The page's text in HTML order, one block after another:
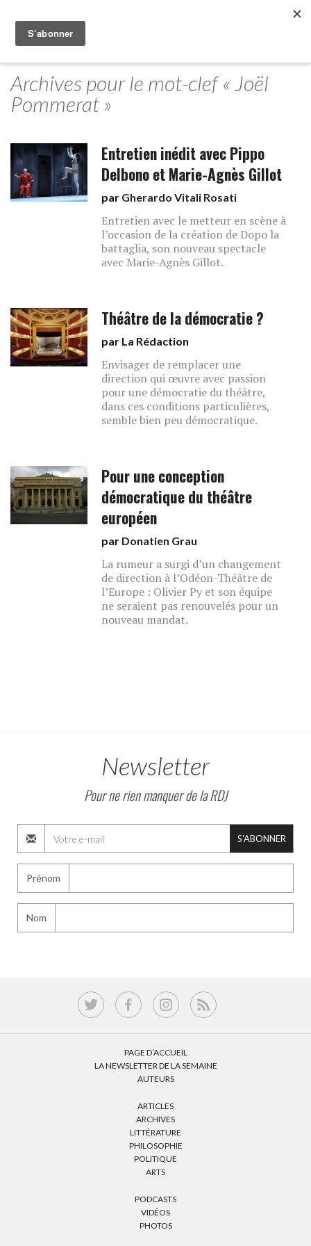
Archives pour le mot-clef « Joël
Pommerat »
Entretien inédit avec Pippo
Delbono et Marie-Agnès Gillot
par Gherardo Vitali Rosati
Entretien avec le metteur en scène à
l’occasion de la création de Dopo la
battaglia, son nouveau spectacle
avec Marie-Agnès Gillot.
Théâtre de la démocratie ?
par La Rédaction
Envisager de remplacer une
direction qui œuvre avec passion
pour une démocratie du théâtre,
dans ces conditions particulières,
semble bien peu démocratique.
Pour une conception
démocratique du théâtre
européen
par Donatien Grau
La rumeur a surgi d’un changement
de direction à l’Odéon-Théâtre de
l’Europe : Olivier Py et son équipe
ne seraient pas renouvelés pour un
nouveau mandat.
Newsletter
Pour ne rien manquer de la RDJ
S'ABONNER
Prénom
Nom
PAGE D’ACCUEIL
LA NEWSLETTER DE LA SEMAINE
AUTEURS
ARTICLES
ARCHIVES
LITTÉRATURE
PHILOSOPHIE
POLITIQUE
ARTS
PODCASTS
VIDÉOS
PHOTOS